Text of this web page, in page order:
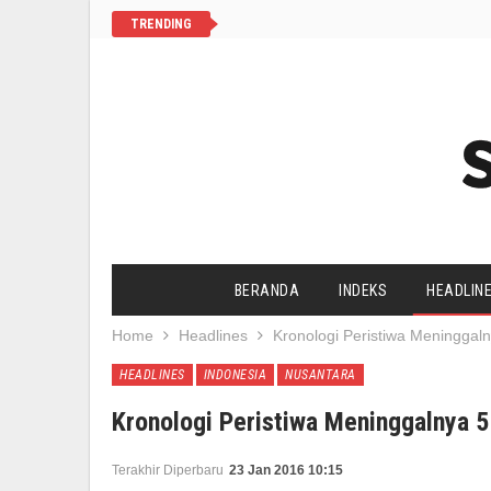
TRENDING
BERANDA INDEKS
SALAM CHANNEL YAA SALAAM
AGENDA UMAT
Home Headlines Kronologi Peristiwa
HEADLINES INDONESIA NUSANTARA
Kronologi Peristiwa Meninggalnya
Terakhir Diperbaru 23 Jan 2016 10:15